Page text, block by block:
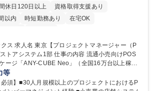
休日120日以上
資格取得支援あり
以内
時短勤務あり
在宅OK
ージャー（P
仕事の内容 流通小売向けPOS
ージ「ANY-CUBE Neo」（全国16万台以上稼
において、提案・カスタマイズ開発・保守までを
す。 顧客とのコミュニケーション
等
須】■30人月規模以上のプロジェクトにおけるP